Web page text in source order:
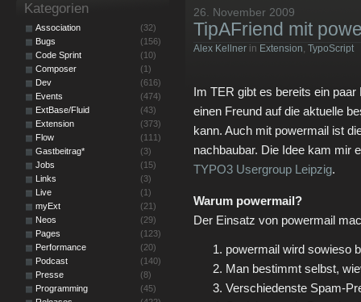
26. November 2009
TipAFriend mit
Alex Kellner in Extension, TypoScript
Im TER gibt es bereits ein
einen Freund auf die aktuelle
kann. Auch mit powermail ist
nachbaubar. Die Idee kam mir
TYPO3 Usergroup Leipzig.
Warum powermail?
Der Einsatz von powermail
powermail wird sowieso
Man bestimmt selbst,
Verschiedenste Spam-
Kategorien
Association
(32)
Bugs
(156)
Code Sprint
(10)
Composer
(1)
Dev
(616)
Events
(474)
ExtBase/Fluid
(43)
Extension
(373)
Flow
(111)
Gastbeitrag*
(3)
Jobs
(15)
Links
(3)
Live
(1)
myExt
(21)
Neos
(29)
Pages
(123)
Performance
(20)
Podcast
(140)
Presse
(8)
Programming
(45)